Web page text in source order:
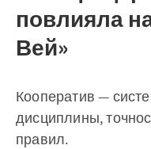
повлияла
Вей»
Кооператив —
дисциплины,
правил.